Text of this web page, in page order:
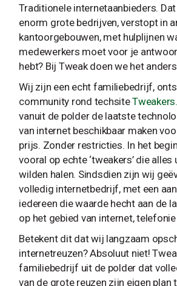
Traditionele internetaanbieders.
enorm grote bedrijven, verstopt in
kantoorgebouwen, met hulplijnen
medewerkers moet voor je
hebt? Bij Tweak doen we het
Wij zijn een echt familiebedrijf,
community rond techsite
vanuit de polder de laatste
van internet beschikbaar maken
prijs. Zonder restricties. In het
vooral op echte ‘tweakers’ die
wilden halen. Sindsdien zijn wij
volledig internetbedrijf, met een
iedereen die waarde hecht aan de
op het gebied van internet,
Betekent dit dat wij langzaam
internetreuzen? Absoluut niet!
familiebedrijf uit de polder dat
van de grote reuzen zijn eigen plan